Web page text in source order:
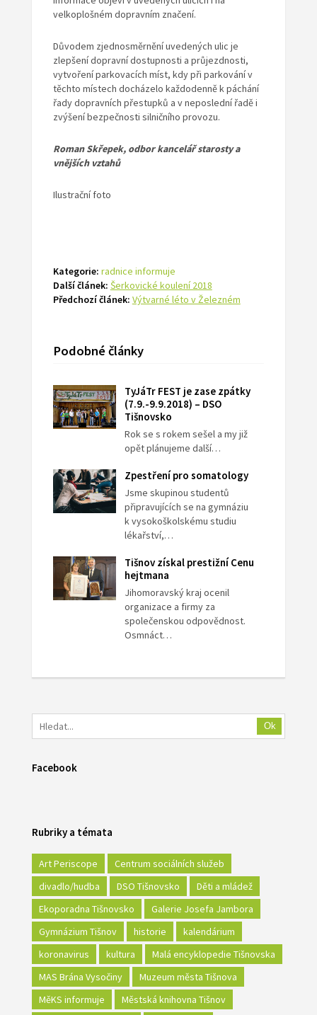
velkoplošném dopravním značení.
Důvodem zjednosměrnění uvedených ulic je
zlepšení dopravní dostupnosti a průjezdnosti,
vytvoření parkovacích míst, kdy při parkování v
těchto místech docházelo každodenně k páchání
řady dopravních přestupků a v neposlední řadě i
zvýšení bezpečnosti silničního provozu.
Roman Skřepek, odbor kancelář starosty a
vnějších vztahů
Ilustrační foto
Kategorie: radnice informuje
Další článek: Šerkovické koulení 2018
Předchozí článek: Výtvarné léto v Železném
Podobné články
TyJáTr FEST je zase zpátky
(7.9.-9.9.2018) – DSO
Tišnovsko
Rok se s rokem sešel a my již
opět plánujeme další…
Zpestření pro somatology
Jsme skupinou studentů
připravujících se na gymnáziu
k vysokoškolskému studiu
lékařství,…
Tišnov získal prestižní Cenu
hejtmana
Jihomoravský kraj ocenil
organizace a firmy za
společenskou odpovědnost.
Osmnáct…
Ok
Facebook
Rubriky a témata
Art Periscope
Centrum sociálních služeb
divadlo/hudba
DSO Tišnovsko
Děti a mládež
Ekoporadna Tišnovsko
Galerie Josefa Jambora
Gymnázium Tišnov
historie
kalendárium
koronavirus
kultura
Malá encyklopedie Tišnovska
MAS Brána Vysočiny
Muzeum města Tišnova
MěKS informuje
Městská knihovna Tišnov